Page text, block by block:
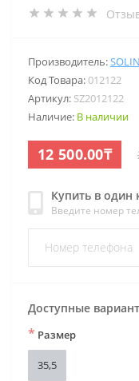
Производитель:
Код Товара:012122
Артикул: SZ2012122
Наличие: В наличии
12 500.00₸
Купить в один
Введите номер
Доступные
* Размер
35,5